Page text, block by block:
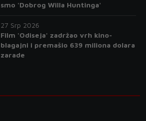
smo 'Dobrog Willa Huntinga'
27 Srp 2026
Film 'Odiseja' zadržao vrh kino-
blagajni i premašio 639 miliona dolara
zarade